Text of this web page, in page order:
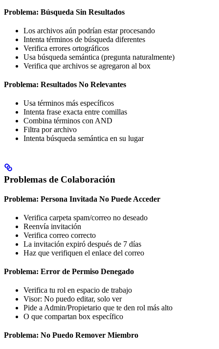
Problema: Búsqueda Sin Resultados
Los archivos aún podrían estar procesando
Intenta términos de búsqueda diferentes
Verifica errores ortográficos
Usa búsqueda semántica (pregunta naturalmente)
Verifica que archivos se agregaron al box
Problema: Resultados No Relevantes
Usa términos más específicos
Intenta frase exacta entre comillas
Combina términos con AND
Filtra por archivo
Intenta búsqueda semántica en su lugar
Problemas de Colaboración
Problema: Persona Invitada No Puede Acceder
Verifica carpeta spam/correo no deseado
Reenvía invitación
Verifica correo correcto
La invitación expiró después de 7 días
Haz que verifiquen el enlace del correo
Problema: Error de Permiso Denegado
Verifica tu rol en espacio de trabajo
Visor: No puedo editar, solo ver
Pide a Admin/Propietario que te den rol más alto
O que compartan box específico
Problema: No Puedo Remover Miembro